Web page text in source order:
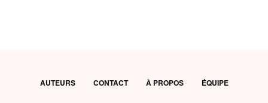
AUTEURS CONTACT À PROPOS ÉQUIPE